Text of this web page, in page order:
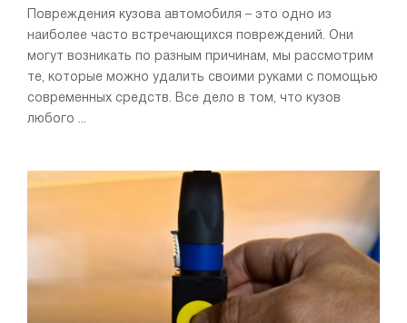
Повреждения кузова автомобиля – это одно из
наиболее часто встречающихся повреждений. Они
могут возникать по разным причинам, мы рассмотрим
те, которые можно удалить своими руками с помощью
современных средств. Все дело в том, что кузов
любого ...